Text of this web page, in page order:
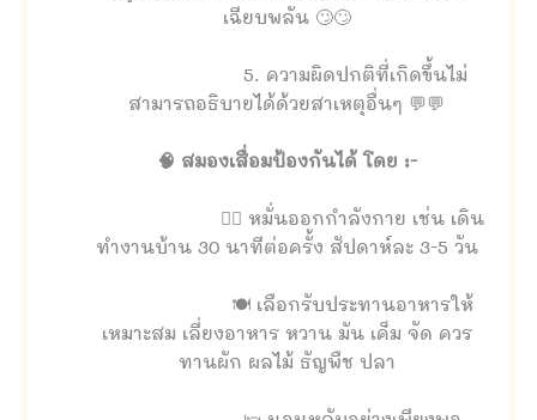
เฉียบพลัน 🙄🙄
5. ความผิดปกติที่เกิดขึ้นไม่
สามารถอธิบายได้ด้วยสาเหตุอื่นๆ 💬💬
🧠 สมองเสื่อมป้องกันได้ โดย :-
🤾‍♀️ หมั่นออกกำลังกาย เช่น เดิน
ทำงานบ้าน 30 นาทีต่อครั้ง สัปดาห์ละ 3-5 วัน
🍽 เลือกรับประทานอาหารให้
เหมาะสม เลี่ยงอาหาร หวาน มัน เค็ม จัด ควร
ทานผัก ผลไม้ ธัญพืช ปลา